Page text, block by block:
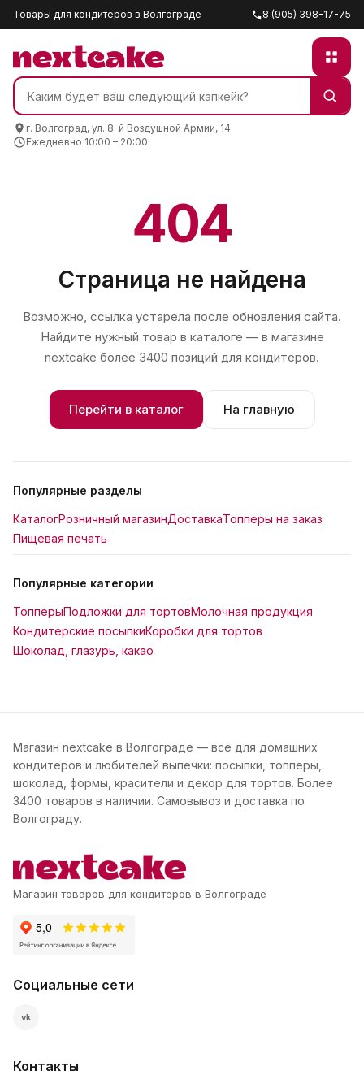
Товары для кондитеров в Волгограде 8 (905) 398-17-75
г. Волгоград, ул. 8-й Воздушной Армии, 14
Ежедневно 10:00 – 20:00
404
Страница не найдена
Возможно, ссылка устарела после обновления сайта.
Найдите нужный товар в каталоге — в магазине
nextcake более 3400 позиций для кондитеров.
Перейти в каталог На главную
Популярные разделы
КаталогРозничный магазинДоставкаТопперы на заказ
Пищевая печать
Популярные категории
ТопперыПодложки для тортовМолочная продукция
Кондитерские посыпкиКоробки для тортов
Шоколад, глазурь, какао
Магазин nextcake в Волгограде — всё для домашних
кондитеров и любителей выпечки: посыпки, топперы,
шоколад, формы, красители и декор для тортов. Более
3400 товаров в наличии. Самовывоз и доставка по
Волгограду.
Магазин товаров для кондитеров в Волгограде
Социальные сети
vk
Контакты